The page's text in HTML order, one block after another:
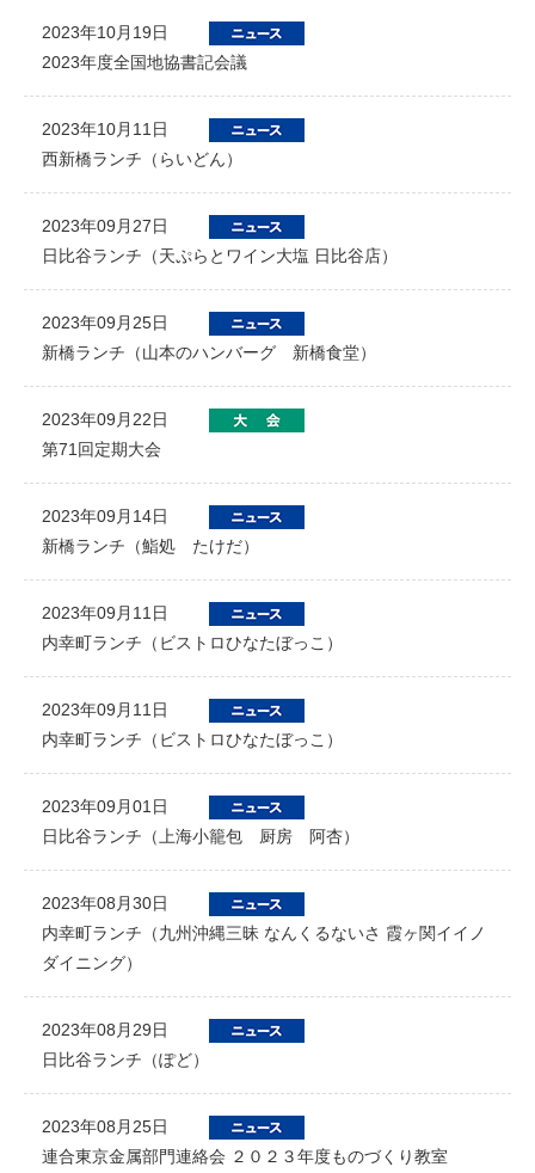
2023年10月19日
2023年度全国地協書記会議
2023年10月11日
西新橋ランチ（らいどん）
2023年09月27日
日比谷ランチ（天ぷらとワイン大塩 日比谷店）
2023年09月25日
新橋ランチ（山本のハンバーグ 新橋食堂）
2023年09月22日
第71回定期大会
2023年09月14日
新橋ランチ（鮨処 たけだ）
2023年09月11日
内幸町ランチ（ビストロひなたぼっこ）
2023年09月11日
内幸町ランチ（ビストロひなたぼっこ）
2023年09月01日
日比谷ランチ（上海小籠包 厨房 阿杏）
2023年08月30日
内幸町ランチ（九州沖縄三昧 なんくるないさ 霞ヶ関イイノ
ダイニング）
2023年08月29日
日比谷ランチ（ぽど）
2023年08月25日
連合東京金属部門連絡会 ２０２３年度ものづくり教室